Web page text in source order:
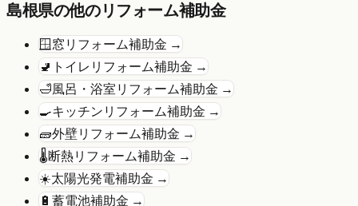
島根県の他のリフォーム補助金
🪟 窓リフォーム補助金 →
🚽 トイレリフォーム補助金 →
🛁風呂・浴室リフォーム補助金 →
🍳キッチンリフォーム補助金 →
🧱外壁リフォーム補助金 →
🌡️断熱リフォーム補助金 →
☀️太陽光発電補助金 →
🔋 蓄電池補助金 →